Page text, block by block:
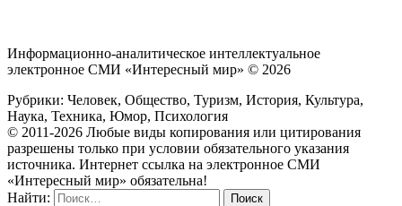
Информационно-аналитическое интеллектуальное
электронное СМИ «Интересный мир» © 2026
Рубрики: Человек, Общество, Туризм, История, Культура,
Наука, Техника, Юмор, Психология
© 2011-2026 Любые виды копирования или цитирования
разрешены только при условии обязательного указания
источника. Интернет ссылка на электронное СМИ
«Интересный мир» обязательна!
Найти: